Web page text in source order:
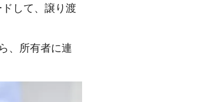
して、譲り渡
、所有者に連